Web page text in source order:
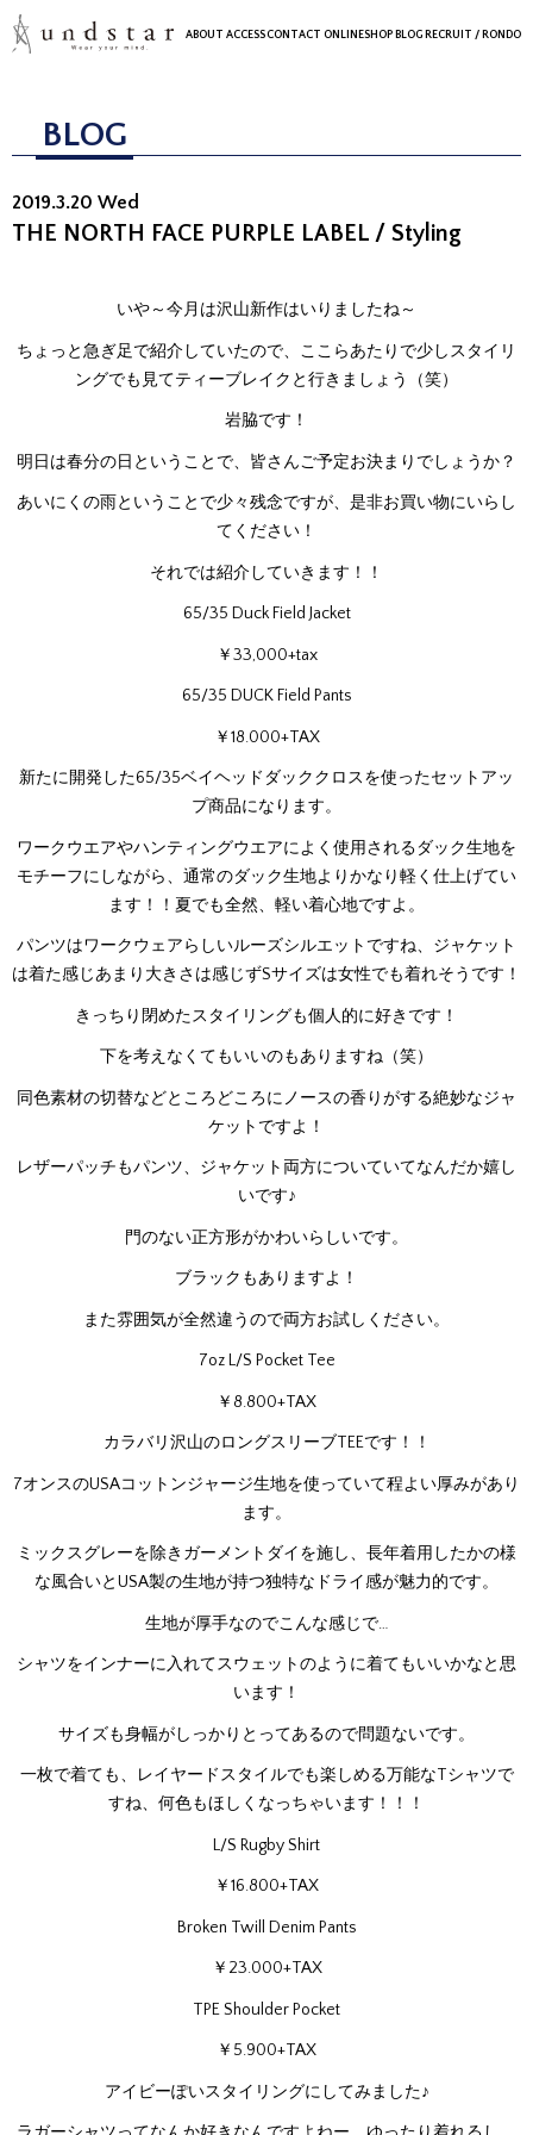
ABOUT ACCESSCONTACT ONLINESHOP BLOG RECRUIT / RONDO
BLOG
2019.3.20 Wed
THE NORTH FACE PURPLE LABEL / Styling
いや～今月は沢山新作はいりましたね～
ちょっと急ぎ足で紹介していたので、ここらあたりで少しスタイリ
ングでも見てティーブレイクと行きましょう（笑）
岩脇です！
明日は春分の日ということで、皆さんご予定お決まりでしょうか？
あいにくの雨ということで少々残念ですが、是非お買い物にいらし
てください！
それでは紹介していきます！！
65/35 Duck Field Jacket
￥33,000+tax
65/35 DUCK Field Pants
￥18.000+TAX
新たに開発した65/35ベイヘッドダッククロスを使ったセットアッ
プ商品になります。
ワークウエアやハンティングウエアによく使用されるダック生地を
モチーフにしながら、通常のダック生地よりかなり軽く仕上げてい
ます！！夏でも全然、軽い着心地ですよ。
パンツはワークウェアらしいルーズシルエットですね、ジャケット
は着た感じあまり大きさは感じずSサイズは女性でも着れそうです！
きっちり閉めたスタイリングも個人的に好きです！
下を考えなくてもいいのもありますね（笑）
同色素材の切替などところどころにノースの香りがする絶妙なジャ
ケットですよ！
レザーパッチもパンツ、ジャケット両方についていてなんだか嬉し
いです♪
門のない正方形がかわいらしいです。
ブラックもありますよ！
また雰囲気が全然違うので両方お試しください。
7oz L/S Pocket Tee
￥8.800+TAX
カラバリ沢山のロングスリーブTEEです！！
7オンスのUSAコットンジャージ生地を使っていて程よい厚みがあり
ます。
ミックスグレーを除きガーメントダイを施し、長年着用したかの様
な風合いとUSA製の生地が持つ独特なドライ感が魅力的です。
生地が厚手なのでこんな感じで…
シャツをインナーに入れてスウェットのように着てもいいかなと思
います！
サイズも身幅がしっかりとってあるので問題ないです。
一枚で着ても、レイヤードスタイルでも楽しめる万能なTシャツで
すね、何色もほしくなっちゃいます！！！
L/S Rugby Shirt
￥16.800+TAX
Broken Twill Denim Pants
￥23.000+TAX
TPE Shoulder Pocket
￥5.900+TAX
アイビーぽいスタイリングにしてみました♪